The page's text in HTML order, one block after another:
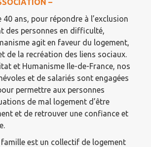
–
40 ans, pour répondre à l’exclusion
des personnes en difficulté,
agit en faveur du logement,
de la recréation des liens sociaux.
et Humanisme Ile-de-France, nos
et de salariés sont engagées
permettre aux personnes
de mal logement d’être
et de retrouver une confiance et
famille est un collectif de logement